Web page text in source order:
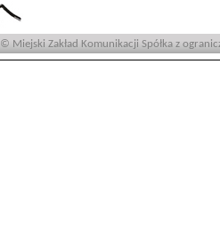
© Miejski Zakład Komunikacji Spółka z